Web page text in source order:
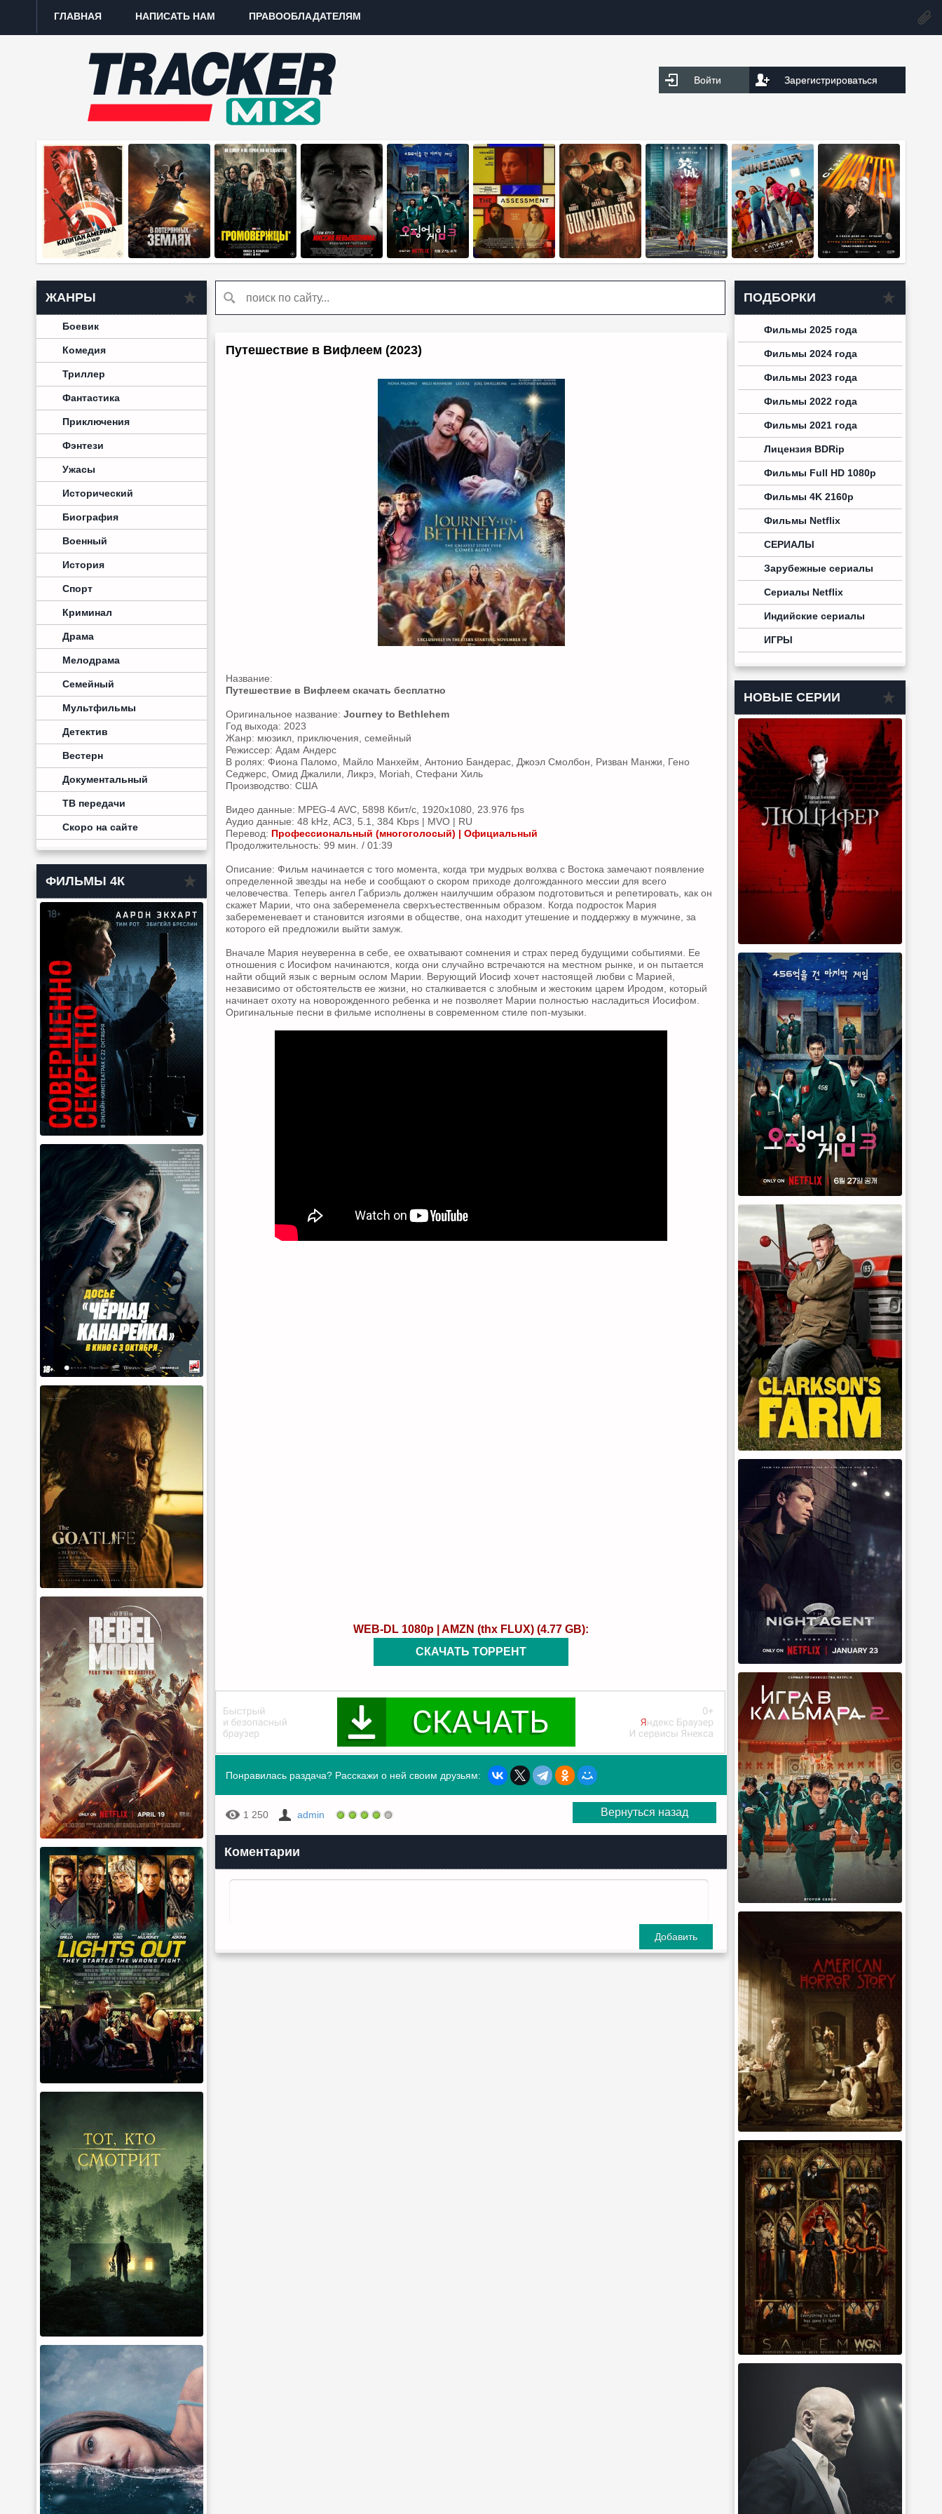
ГЛАВНАЯ НАПИСАТЬ НАМ ПРАВООБЛАДАТЕЛЯМ
Войти Зарегистрироваться
ЖАНРЫ
Боевик
Комедия
Триллер
Фантастика
Приключения
Фэнтези
Ужасы
Исторический
Биография
Военный
История
Спорт
Криминал
Драма
Мелодрама
Семейный
Мультфильмы
Детектив
Вестерн
Документальный
ТВ передачи
Скоро на сайте
ФИЛЬМЫ 4К
Путешествие в Вифлеем (2023)
Название:
Путешествие в Вифлеем скачать бесплатно
Оригинальное название: Journey to Bethlehem
Год выхода: 2023
Жанр: мюзикл, приключения, семейный
Режиссер: Адам Андерс
В ролях: Фиона Паломо, Майло Манхейм, Антонио Бандерас, Джоэл Смолбон, Ризван Манжи, Гено
Седжерс, Омид Джалили, Ликрэ, Moriah, Стефани Хиль
Производство: США
Видео данные: MPEG-4 AVC, 5898 Кбит/с, 1920x1080, 23.976 fps
Аудио данные: 48 kHz, AC3, 5.1, 384 Kbps | MVO | RU
Перевод: Профессиональный (многоголосый) | Официальный
Продолжительность: 99 мин. / 01:39
Описание: Фильм начинается с того момента, когда три мудрых волхва с Востока замечают появление
определенной звезды на небе и сообщают о скором приходе долгожданного мессии для всего
человечества. Теперь ангел Габриэль должен наилучшим образом подготовиться и репетировать, как он
скажет Марии, что она забеременела сверхъестественным образом. Когда подросток Мария
забеременевает и становится изгоями в обществе, она находит утешение и поддержку в мужчине, за
которого ей предложили выйти замуж.
Вначале Мария неуверенна в себе, ее охватывают сомнения и страх перед будущими событиями. Ее
отношения с Иосифом начинаются, когда они случайно встречаются на местном рынке, и он пытается
найти общий язык с верным ослом Марии. Верующий Иосиф хочет настоящей любви с Марией,
независимо от обстоятельств ее жизни, но сталкивается с злобным и жестоким царем Иродом, который
начинает охоту на новорожденного ребенка и не позволяет Марии полностью насладиться Иосифом.
Оригинальные песни в фильме исполнены в современном стиле поп-музыки.
WEB-DL 1080p | AMZN (thx FLUX) (4.77 GB):
СКАЧАТЬ ТОРРЕНТ
Понравилась раздача? Расскажи о ней своим друзьям:
1 250 admin Вернуться назад
Коментарии
Добавить
ПОДБОРКИ
Фильмы 2025 года
Фильмы 2024 года
Фильмы 2023 года
Фильмы 2022 года
Фильмы 2021 года
Лицензия BDRip
Фильмы Full HD 1080p
Фильмы 4K 2160p
Фильмы Netflix
СЕРИАЛЫ
Зарубежные сериалы
Сериалы Netflix
Индийские сериалы
ИГРЫ
НОВЫЕ СЕРИИ